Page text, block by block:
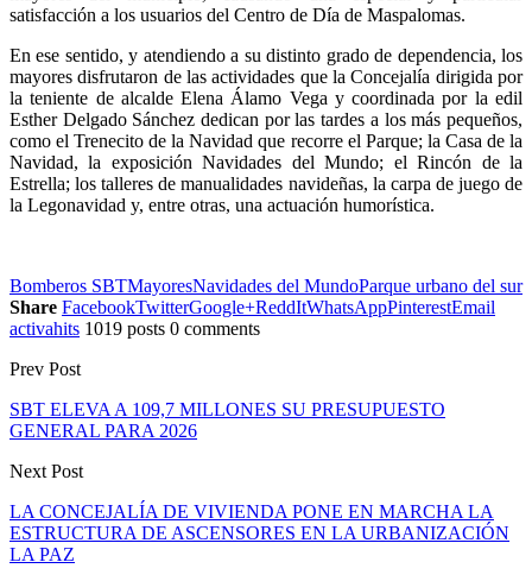
satisfacción a los usuarios del Centro de Día de Maspalomas.
En ese sentido, y atendiendo a su distinto grado de dependencia, los
mayores disfrutaron de las actividades que la Concejalía dirigida por
la teniente de alcalde Elena Álamo Vega y coordinada por la edil
Esther Delgado Sánchez dedican por las tardes a los más pequeños,
como el Trenecito de la Navidad que recorre el Parque; la Casa de la
Navidad, la exposición Navidades del Mundo; el Rincón de la
Estrella; los talleres de manualidades navideñas, la carpa de juego de
la Legonavidad y, entre otras, una actuación humorística.
Bomberos SBTMayoresNavidades del MundoParque urbano del sur
Share FacebookTwitterGoogle+ReddItWhatsAppPinterestEmail
activahits 1019 posts 0 comments
Prev Post
SBT ELEVA A 109,7 MILLONES SU PRESUPUESTO
GENERAL PARA 2026
Next Post
LA CONCEJALÍA DE VIVIENDA PONE EN MARCHA LA
ESTRUCTURA DE ASCENSORES EN LA URBANIZACIÓN
LA PAZ